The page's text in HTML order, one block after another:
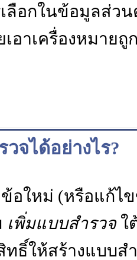
ลือกในข้อมูลส่ว
อาเครื่องหมาย
จได้อย่างไร?
อใหม่ (หรือแก้
เพิ่มแบบสำรวจใ
ธิ์ให้สร้างแบบส